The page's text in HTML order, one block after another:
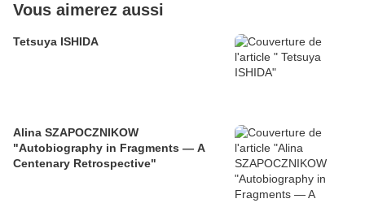
Vous aimerez aussi
Tetsuya ISHIDA
Alina SZAPOCZNIKOW
"Autobiography in Fragments — A
Centenary Retrospective"